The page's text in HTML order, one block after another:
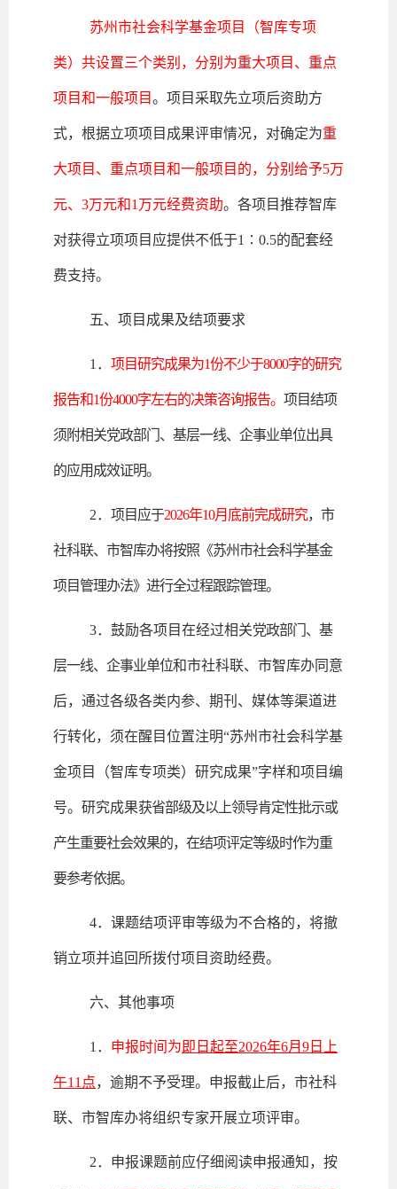
苏州市社会科学基金项目（智库专项
类）共设置三个类别，分别为重大项目、重点
项目和一般项目。项目采取先立项后资助方
式，根据立项项目成果评审情况，对确定为重
大项目、重点项目和一般项目的，分别给予5万
元、3万元和1万元经费资助。各项目推荐智库
对获得立项项目应提供不低于1∶0.5的配套经
费支持。
五、项目成果及结项要求
1． 项目研究成果为1份不少于8000字的研究
报告和1份4000字左右的决策咨询报告。 项目结项
须附相关党政部门、基层一线、企事业单位出具
的应用成效证明。
2． 项目应于2026年10月底前完成研究，市
社科联、市智库办将按照《苏州市社会科学基金
项目管理办法》进行全过程跟踪管理。
3．鼓励各项目在经过相关党政部门、基
层一线、企事业单位和市社科联、市智库办同意
后，通过各级各类内参、期刊、媒体等渠道进
行转化，须在醒目位置注明“苏州市社会科学基
金项目（智库专项类）研究成果”字样和项目编
号。研究成果获省部级及以上领导肯定性批示或
产生重要社会效果的，在结项评定等级时作为重
要参考依据。
4．课题结项评审等级为不合格的，将撤
销立项并追回所拨付项目资助经费。
六、其他事项
1． 申报时间为 即日起至2026年6月9日上
午11点，逾期不予受理。申报截止后，市社科
联、市智库办将组织专家开展立项评审。
2．申报课题前应仔细阅读申报通知，按